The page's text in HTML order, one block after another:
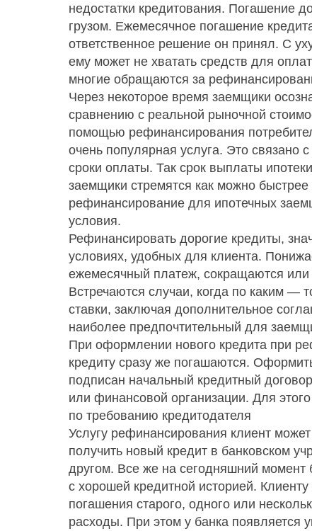
недостатки кредитования. Погашение
грузом. Ежемесячное погашение
ответственное решение он принял. С
ему может не хватать средств для
многие обращаются за
Через некоторое время заемщики
сравнению с реальной рыночной
помощью рефинансирования
очень популярная услуга. Это связано
сроки оплаты. Так срок выплаты
заемщики стремятся как можно
рефинансирование для ипотечных
условия.
Рефинансировать дорогие кредиты,
условиях, удобных для клиента.
ежемесячный платеж, сокращаются или
Встречаются случаи, когда по каким —
ставки, заключая дополнительное
наиболее предпочтительный для
При оформлении нового кредита при
кредиту сразу же погашаются.
подписан начальный кредитный
или финансовой организации. Для
по требованию кредитодателя
Услугу рефинансирования клиент
получить новый кредит в банковском
другом. Все же на сегодняшний момент
с хорошей кредитной историей.
погашения старого, одного или
расходы. При этом у банка появляется